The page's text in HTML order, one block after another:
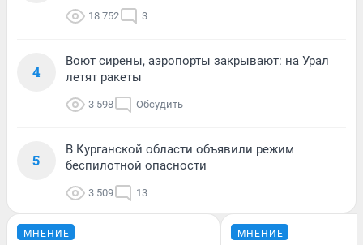
18 752 3
4
Воют сирены, аэропорты закрывают: на Урал
летят ракеты
3 598 Обсудить
5
В Курганской области объявили режим
беспилотной опасности
3 509 13
МНЕНИЕ МНЕНИЕ